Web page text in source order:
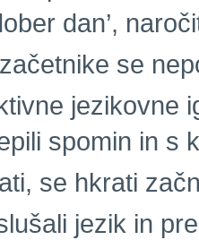
dan’,
se
jezikovne
spomin in s
se hkrati
jezik in